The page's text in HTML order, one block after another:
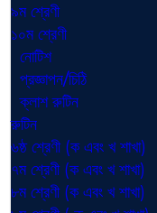
৯ম শ্রেণী
১০ম শ্রেণী
নোটিশ
প্রজ্ঞাপন/চিঠি
ক্লাশ রুটিন
রুটিন
৬ষ্ঠ শ্রেণী (ক এবং খ শাখা)
৭ম শ্রেণী (ক এবং খ শাখা)
৮ম শ্রেণী (ক এবং খ শাখা)